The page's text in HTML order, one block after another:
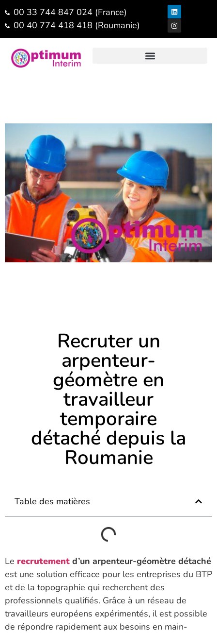
00 33 744 847 024 (France)
00 40 774 418 418 (Roumanie)
Recruter un
arpenteur-
géomètre en
travailleur
temporaire
détaché depuis la
Roumanie
Table des matières
Le recrutement d’un arpenteur-géomètre détaché
est une solution efficace pour les entreprises du BTP
et de la topographie qui recherchent des
professionnels qualifiés. Grâce à un réseau de
travailleurs européens expérimentés, il est possible
de répondre rapidement aux besoins en main-